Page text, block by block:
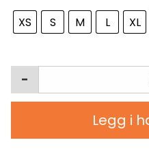
XS S M L XL
-
Legg i